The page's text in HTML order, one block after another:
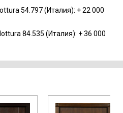
54.797 (Италия): + 22 000
84.535 (Италия): + 36 000